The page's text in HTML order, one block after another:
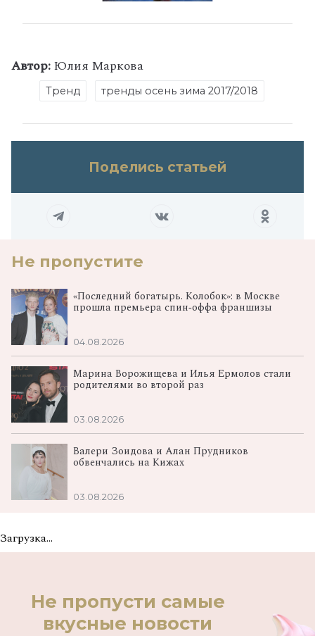
Автор:Юлия Маркова
Тренд тренды осень зима 2017/2018
Поделись статьей
Не пропустите
«Последний богатырь. Колобок»: в Москве
прошла премьера спин‑оффа франшизы
04.08.2026
Марина Ворожищева и Илья Ермолов стали
родителями во второй раз
03.08.2026
Валери Зоидова и Алан Прудников
обвенчались на Кижах
03.08.2026
Загрузка...
Не пропусти самые
вкусные новости